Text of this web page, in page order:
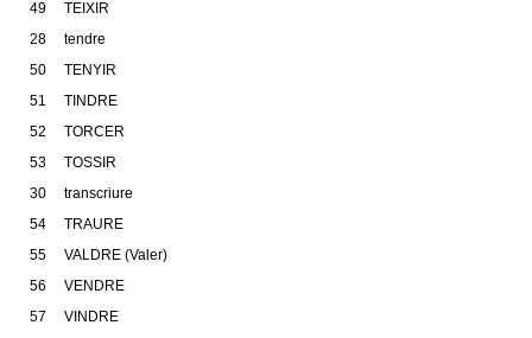
49 TEIXIR
28 tendre
50 TENYIR
51 TINDRE
52 TORCER
53 TOSSIR
30 transcriure
54 TRAURE
55 VALDRE (Valer)
56 VENDRE
57 VINDRE